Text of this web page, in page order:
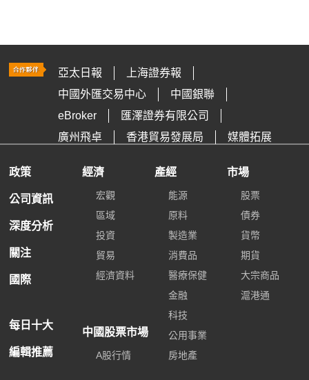
亞太日報
上海證券報
中國外匯交易中心
中國銀聯
eBroker
匯澤證券有限公司
廣州飛卓
香港貿易發展局 媒體拓展
政策
公司資訊
深度分析
關注
國際
每日十大
編輯推薦
經濟
宏觀
區域
投資
貿易
經濟資料
中國股票市場
A股行情
產經
能源
原料
製造業
消費品
醫療保健
金融
科技
公用事業
房地產
市場
股票
債券
貨幣
期貨
大宗商品
滬港通